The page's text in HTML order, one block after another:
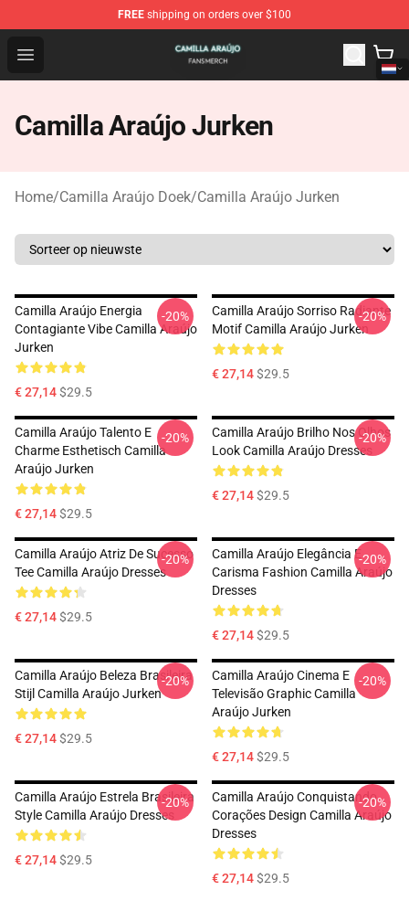
FREE shipping on orders over $100
Open menu
Camilla Araújo Shop - Official Camilla Araújo
Camilla Araújo Jurken
Home/Camilla Araújo Doek/Camilla Araújo Jurken
Camilla Araújo Energia
Contagiante Vibe Camilla Araújo
Jurken
€ 27,14$29.5
-20%
Camilla Araújo Sorriso Radiante
Motif Camilla Araújo Jurken
€ 27,14$29.5
-20%
Camilla Araújo Talento E
Charme Esthetisch Camilla
Araújo Jurken
€ 27,14$29.5
-20%
Camilla Araújo Brilho Nos Olhos
Look Camilla Araújo Dresses
€ 27,14$29.5
-20%
Camilla Araújo Atriz De Sucesso
Tee Camilla Araújo Dresses
€ 27,14$29.5
-20%
Camilla Araújo Elegância E
Carisma Fashion Camilla Araújo
Dresses
€ 27,14$29.5
-20%
Camilla Araújo Beleza Brasileira
Stijl Camilla Araújo Jurken
€ 27,14$29.5
-20%
Camilla Araújo Cinema E
Televisão Graphic Camilla
Araújo Jurken
€ 27,14$29.5
-20%
Camilla Araújo Estrela Brasileira
Style Camilla Araújo Dresses
€ 27,14$29.5
-20%
Camilla Araújo Conquistando
Corações Design Camilla Araújo
Dresses
€ 27,14$29.5
-20%